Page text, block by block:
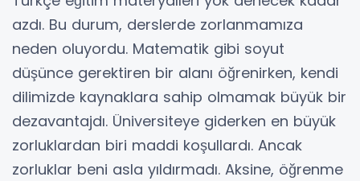
azdı. Bu durum, derslerde zorlanmamıza
neden oluyordu. Matematik gibi soyut
düşünce gerektiren bir alanı öğrenirken, kendi
dilimizde kaynaklara sahip olmamak büyük bir
dezavantajdı. Üniversiteye giderken en büyük
zorluklardan biri maddi koşullardı. Ancak
zorluklar beni asla yıldırmadı. Aksine, öğrenme